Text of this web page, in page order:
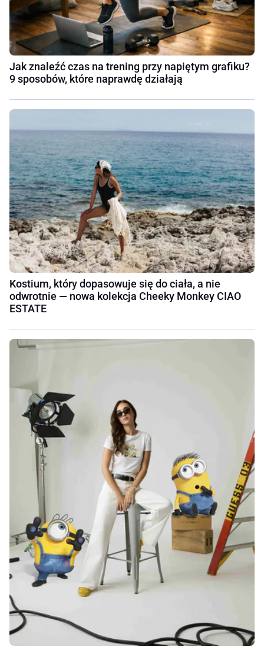
Jak znaleźć czas na trening przy napiętym grafiku?
9 sposobów, które naprawdę działają
Kostium, który dopasowuje się do ciała, a nie
odwrotnie — nowa kolekcja Cheeky Monkey CIAO
ESTATE